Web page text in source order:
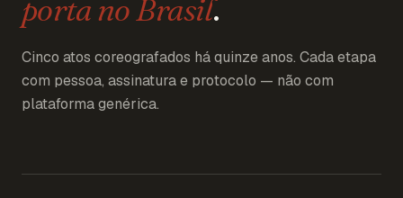
porta no Brasil.
Cinco atos coreografados há quinze anos. Cada etapa
com pessoa, assinatura e protocolo — não com
plataforma genérica.